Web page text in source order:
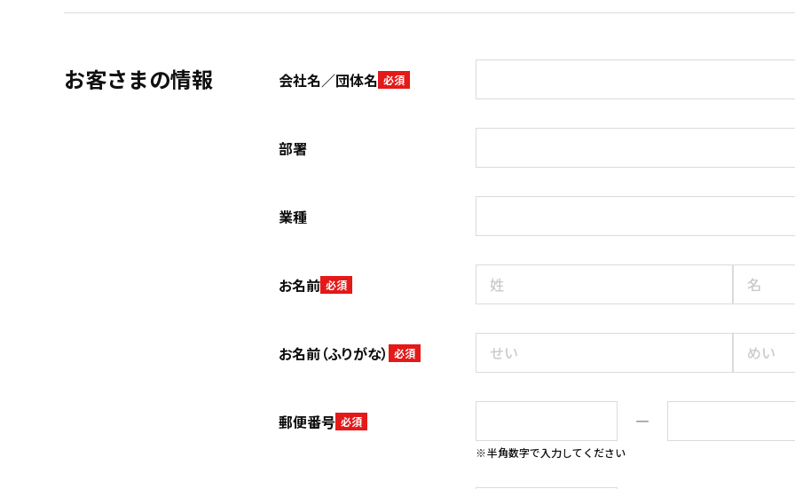
お客さまの情報 会社名／団体名 必須
部署
業種
お名前 必須
お名前（ふりがな） 必須
郵便番号 必須 ―
半角数字で入力してください